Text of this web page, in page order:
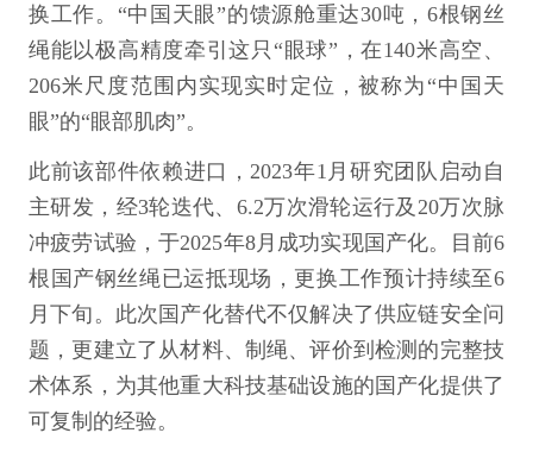
换工作。“中国天眼”的馈源舱重达30吨，6根钢丝
绳能以极高精度牵引这只“眼球”，在140米高空、
206米尺度范围内实现实时定位，被称为“中国天
眼”的“眼部肌肉”。
此前该部件依赖进口，2023年1月研究团队启动自
主研发，经3轮迭代、6.2万次滑轮运行及20万次脉
冲疲劳试验，于2025年8月成功实现国产化。目前6
根国产钢丝绳已运抵现场，更换工作预计持续至6
月下旬。此次国产化替代不仅解决了供应链安全问
题，更建立了从材料、制绳、评价到检测的完整技
术体系，为其他重大科技基础设施的国产化提供了
可复制的经验。